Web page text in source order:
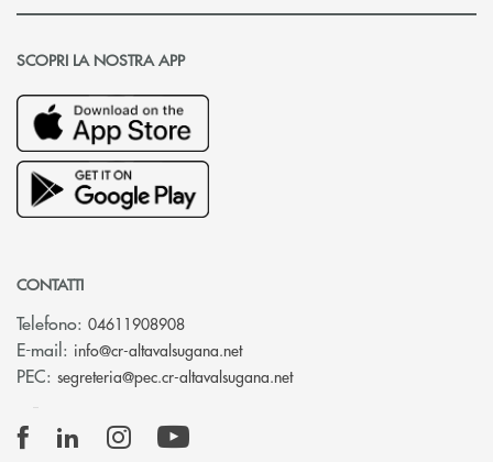
SCOPRI LA NOSTRA APP
CONTATTI
Telefono: 04611908908
E-mail: info@cr-altavalsugana.net(si apre l’app di posta
PEC: segreteria@pec.cr-altavalsugana.net(si apre l’app di posta